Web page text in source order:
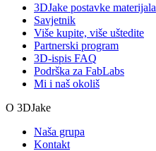
3DJake postavke materijala
Savjetnik
Više kupite, više uštedite
Partnerski program
3D-ispis FAQ
Podrška za FabLabs
Mi i naš okoliš
O 3DJake
Naša grupa
Kontakt